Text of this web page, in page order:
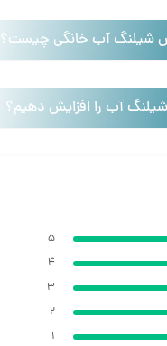
شیلنگ آب خانگی چیست؟
آب را افزایش دهیم؟
5
4
3
2
1